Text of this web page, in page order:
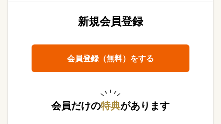
新規会員登録
会員登録（無料）をする
会員だけの特典があります